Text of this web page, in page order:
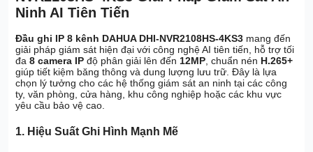
Ninh AI Tiên Tiến
Đầu ghi IP 8 kênh DAHUA DHI-NVR2108HS-4KS3 mang đến
giải pháp giám sát hiện đại với công nghệ AI tiên tiến, hỗ trợ tối
đa8 camera IP độ phân giải lên đến 12MP , chuẩn nén H.265+
giúp tiết kiệm băng thông và dung lượng lưu trữ. Đây là lựa
chọn lý tưởng cho các hệ thống giám sát an ninh tại các công
ty, văn phòng, cửa hàng, khu công nghiệp hoặc các khu vực
yêu cầu bảo vệ cao.
1. Hiệu Suất Ghi Hình Mạnh Mẽ